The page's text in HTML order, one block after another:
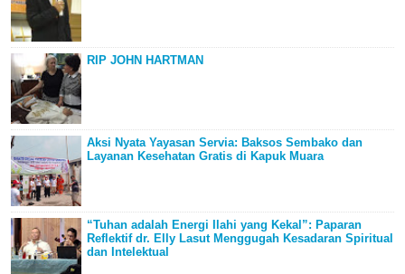
RIP JOHN HARTMAN
Aksi Nyata Yayasan Servia: Baksos Sembako dan
Layanan Kesehatan Gratis di Kapuk Muara
“Tuhan adalah Energi Ilahi yang Kekal”: Paparan
Reflektif dr. Elly Lasut Menggugah Kesadaran Spiritual
dan Intelektual